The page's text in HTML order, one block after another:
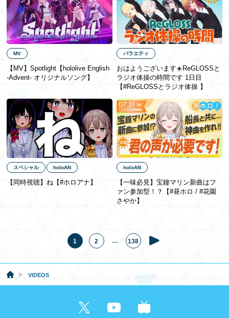
MV
【MV】Spotlight【hololive English
-Advent- オリジナルソング】
バラエティ
おはようございます☀️ReGLOSSと
ラジオ体操の時間です 1日目
【#ReGLOSSとラジオ体操 】
スペシャル holoAN
【同時視聴】ね【#ホロアナ】
holoAN
【一味必見】宝鐘マリン新曲はフ
ァン参加型！？【#昼ホロ / #花園
さやか】
1 2 … 138
VIDEOS